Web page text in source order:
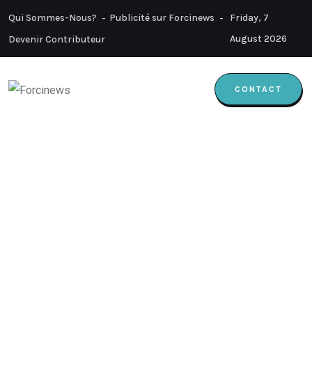
Qui Sommes-Nous?
Publicité sur Forcinews
Devenir Contributeur
Friday, 7
August 2026
CONTACT